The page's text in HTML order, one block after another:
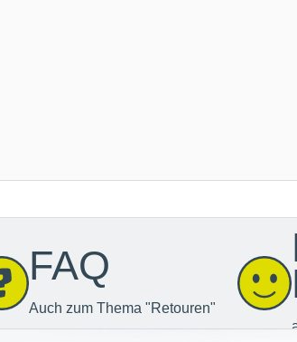
FAQ
Auch zum Thema "Retouren"